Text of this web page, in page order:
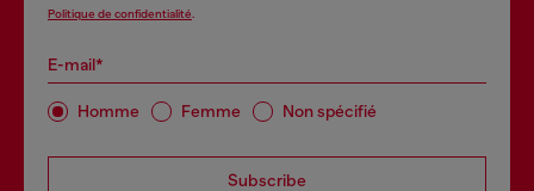
Politique de confidentialité
E-mail*
Homme Femme Non spécifié
Subscribe